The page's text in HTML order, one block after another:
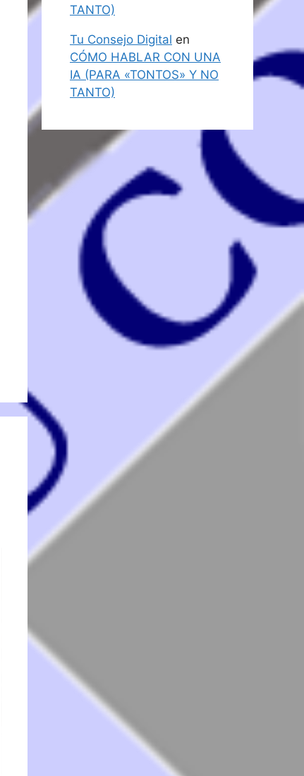
TANTO)
Tu Consejo Digital en
CÓMO HABLAR CON UNA
IA (PARA «TONTOS» Y NO
TANTO)